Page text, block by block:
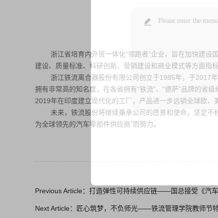
浙江省培育内外贸一体化“领跑者”企业，旨在加快建设
建设、质量标准、科研创新、营销建设和商业模式等方面指
浙江铁流离合器股份有限公司创立于1985年，于2017年
拥有非常高的知名度，在各省拥有“铁流”、“德萨”品牌的省
2019年在印度建立现代化的工厂，产品进一步远销全球欧
未来，铁流股份将继续秉承公司的愿景和使命，坚定不移
为全球领先的汽车零部件供应商”而努力。
Previous Article：打造弹性可持续供应链——国总接受《汽
Next Article：匠心筑梦，不负师光——铁流管理学院教师节